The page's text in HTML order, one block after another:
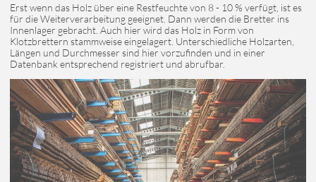
Erst wenn das Holz über eine Restfeuchte von 8 - 10 % verfügt, ist es
für die Weiterverarbeitung geeignet. Dann werden die Bretter ins
Innenlager gebracht. Auch hier wird das Holz in Form von
Klotzbrettern stammweise eingelagert. Unterschiedliche Holzarten,
Längen und Durchmesser sind hier vorzufinden und in einer
Datenbank entsprechend registriert und abrufbar.